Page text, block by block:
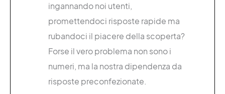
ingannando noi utenti,
promettendoci risposte rapide ma
rubandoci il piacere della scoperta?
Forse il vero problema non sono i
numeri, ma la nostra dipendenza da
risposte preconfezionate.